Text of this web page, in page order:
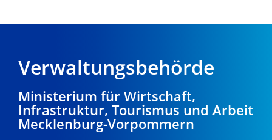
Verwaltungsbehörde
Ministerium für Wirtschaft,
Infrastruktur, Tourismus und Arbeit
Mecklenburg-Vorpommern